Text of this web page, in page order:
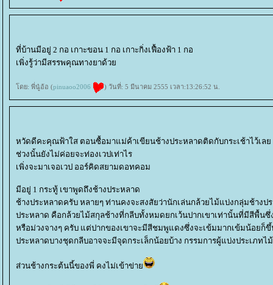
ที่บ้านมีอยู่ 2 กอ เกาะขอน 1 กอ เกาะกิ่งเฟื้องฟ้า 1 กอ
เพิ่งรู้ว่ามีสรรพคุณทางยาด้ว
ดย: พี่นู๋อ้อ (pinuaoo2006 ) วันที่: 5 มีนาคม 2555 เวลา:13:26:52 น.
หวัดดีคะคุณฟ้าใส ตอนซื้อมาแม่ค้าเขียนช้างประหลาดติดกับกระเช้าไว้เล
ช่วงนั้นยังไม่ค่อยจะท่องเวปเท่าไร
เพิ่งจะมาเจอเวป ออร์คิดสยามดอทคอม
มีอยู่ 1 กระทู้ เขาพูดถึงช้างประหลาด
ช้างประหลาดครับ หลายๆ ท่านคงจะสงสัยว่านักเล่นกล้วยไม้แบ่งกลุ่มช้างป
ประหลาด คือกล้วยไม้สกุลช้างที่กลีบทั้งหมดยกเว้นปากเขาเท่านั้นที่มีสีพื้น
หรือม่วงจางๆ ครับ แต่ปากของเขาจะมีสีชมพูแดงซึ่งจะเข้มมากเข้มน้อย
ประหลาดบางชุดกลีบอาจจะมีจุดกระเล็กน้อยบ้าง กรรมการผู้แบ่งประเภท
ส่วนช้างกระต้นนี้ของพี่ คงไม่เข้าข่า